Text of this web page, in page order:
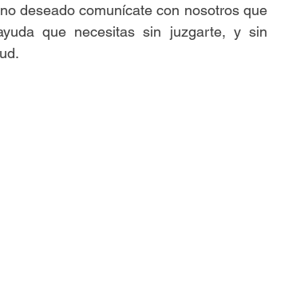
deseado comunícate con nosotros que
que necesitas sin juzgarte, y sin